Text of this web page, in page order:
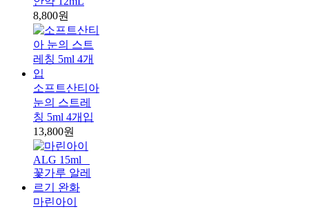
8,800원
소프트산티아
눈의 스트레
칭 5ml 4개입
13,800원
마린아이